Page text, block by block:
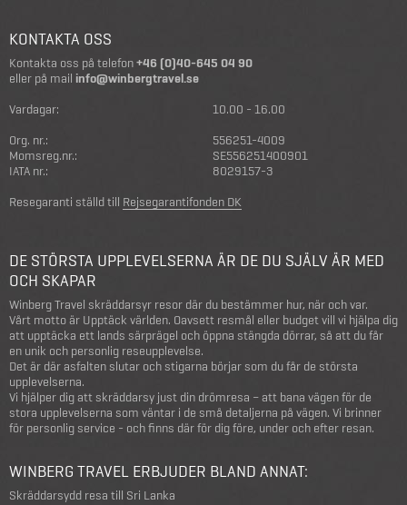
KONTAKTA OSS
Kontakta oss på telefon+46 (0)40-645 04 90
eller på mail info@winbergtravel.se
Vardagar:
10.00 - 16.00
Org. nr.:
556251-4009
Momsreg.nr.:
SE556251400901
IATA nr.:
8029157-3
Resegaranti ställd till Rejsegarantifonden DK
DE STÖRSTA UPPLEVELSERNA ÄR DE DU SJÄLV ÄR MED
OCH SKAPAR
Winberg Travel skräddarsyr resor där du bestämmer hur, när och var.
Vårt motto är Upptäck världen. Oavsett resmål eller budget vill vi hjälpa dig
att upptäcka ett lands särprägel och öppna stängda dörrar, så att du får
en unik och personlig reseupplevelse.
Det är där asfalten slutar och stigarna börjar som du får de största
upplevelserna.
Vi hjälper dig att skräddarsy just din drömresa – att bana vägen för de
stora upplevelserna som väntar i de små detaljerna på vägen. Vi brinner
för personlig service - och finns där för dig före, under och efter resan.
WINBERG TRAVEL ERBJUDER BLAND ANNAT:
Skräddarsydd resa till Sri Lanka